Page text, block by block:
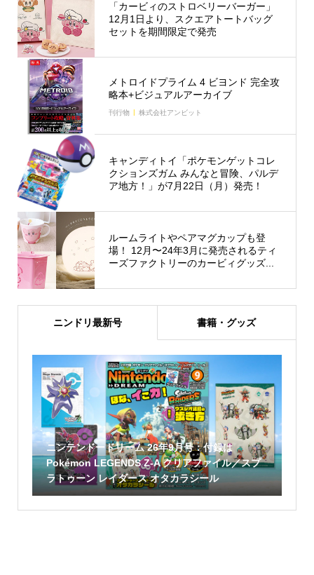
「カービィのストロベリーバーガー」
12月1日より、スクエアトートバッグ
セットを期間限定で発売
メトロイドプライム 4 ビヨンド 完全攻
略本+ビジュアルアーカイブ
刊行物 株式会社アンビット
キャンディトイ「ポケモンゲットコレ
クションズガム みんなと冒険、パルデ
ア地方！」が7月22日（月）発売！
ルームライトやペアマグカップも登
場！ 12月〜24年3月に発売されるティ
ーズファクトリーのカービィグッズ...
ニンドリ最新号 書籍・グッズ
ニンテンドードリーム 26年9月号：付録は
Pokémon LEGENDS Z-A クリアファイル／スプ
ラトゥーン レイダース オタカラシール